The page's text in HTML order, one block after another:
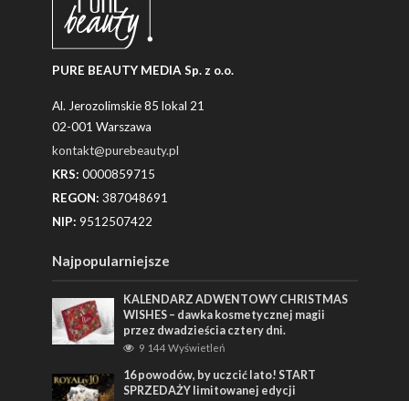
PURE BEAUTY MEDIA Sp. z o.o.
Al. Jerozolimskie 85 lokal 21
02-001 Warszawa
kontakt@purebeauty.pl
KRS: 0000859715
REGON: 387048691
NIP: 9512507422
Najpopularniejsze
KALENDARZ ADWENTOWY CHRISTMAS
WISHES – dawka kosmetycznej magii
przez dwadzieścia cztery dni.
9 144 Wyświetleń
16 powodów, by uczcić lato! START
SPRZEDAŻY limitowanej edycji